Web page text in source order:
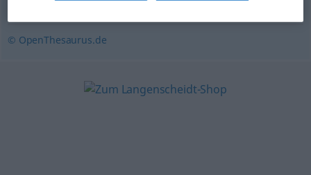
© OpenThesaurus.de